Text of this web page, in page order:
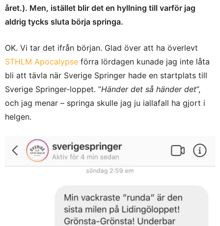
året.). Men, istället blir det en hyllning till varför jag
aldrig tycks sluta börja springa.
OK. Vi tar det ifrån början. Glad över att ha överlevt
STHLM Apocalypse förra lördagen kunade jag inte låta
bli att tävla när Sverige Springer hade en startplats till
Sverige Springer-loppet. ”Händer det så händer det”,
och jag menar – springa skulle jag ju iallafall ha gjort i
helgen.